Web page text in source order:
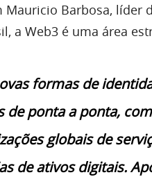
Mauricio Barbosa, líder
a Web3 é uma área
formas de
de ponta a ponta,
globais de
de ativos digitais.